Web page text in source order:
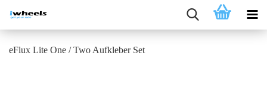
eFlux Lite One / Two Aufkleber Set